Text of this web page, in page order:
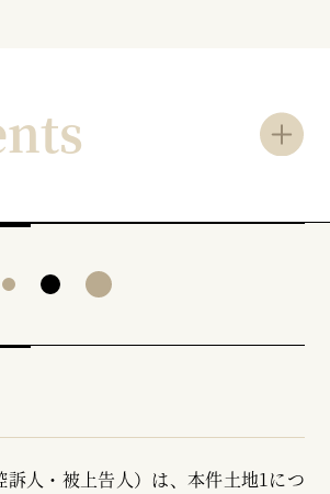
訴人・被上告人）は、本件土地1につ